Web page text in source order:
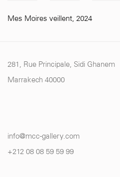
Mes Moires veillent, 2024
281, Rue Principale, Sidi Ghanem
Marrakech 40000
info@mcc-gallery.com
+212 08 08 59 59 99